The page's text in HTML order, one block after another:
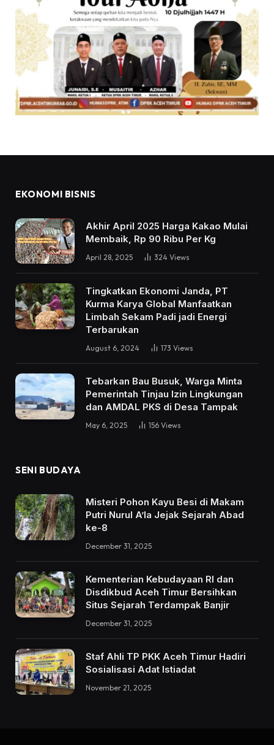
EKONOMI BISNIS
Akhir April 2025 Harga Kakao Mulai
Membaik, Rp 90 Ribu Per Kg
April 28, 2025 324 Views
Tingkatkan Ekonomi Janda, PT
Kurma Karya Global Manfaatkan
Limbah Sekam Padi jadi Energi
Terbarukan
August 6, 2024 173 Views
Tebarkan Bau Busuk, Warga Minta
Pemerintah Tinjau Izin Lingkungan
dan AMDAL PKS di Desa Tampak
May 6, 2025 156 Views
SENI BUDAYA
Misteri Pohon Kayu Besi di Makam
Putri Nurul A’la Jejak Sejarah Abad
ke-8
December 31, 2025
Kementerian Kebudayaan RI dan
Disdikbud Aceh Timur Bersihkan
Situs Sejarah Terdampak Banjir
December 31, 2025
Staf Ahli TP PKK Aceh Timur Hadiri
Sosialisasi Adat Istiadat
November 21, 2025